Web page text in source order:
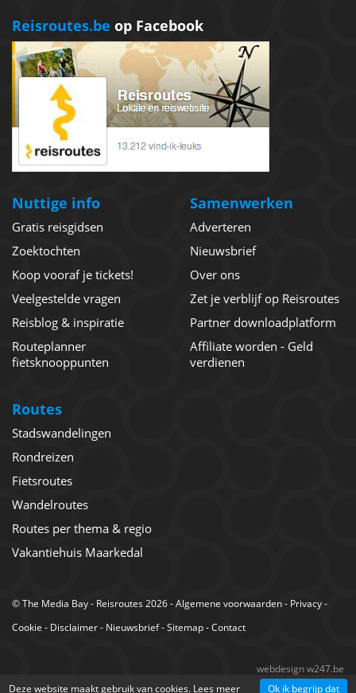
Reisroutes.be op Facebook
Nuttige info
Gratis reisgidsen
Zoektochten
Koop vooraf je tickets!
Veelgestelde vragen
Reisblog & inspiratie
Routeplanner
fietsknooppunten
Samenwerken
Adverteren
Nieuwsbrief
Over ons
Zet je verblijf op Reisroutes
Partner downloadplatform
Affiliate worden - Geld
verdienen
Routes
Stadswandelingen
Rondreizen
Fietsroutes
Wandelroutes
Routes per thema & regio
Vakantiehuis Maarkedal
©The Media Bay- Reisroutes 2026 -Algemene voorwaarden- Privacy-
Cookie - Disclaimer- Nieuwsbrief-Sitemap-Contact
webdesign w247.be
Deze website maakt gebruik van cookies. Lees meer Ok ik begrijp dat